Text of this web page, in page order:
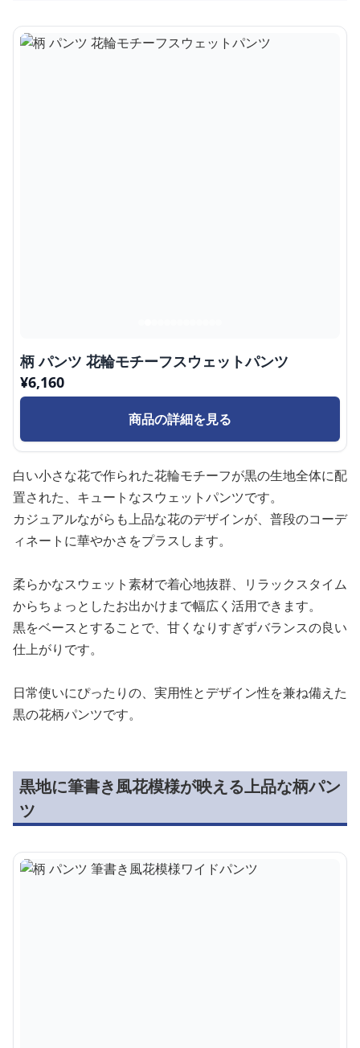
柄 パンツ 花輪モチーフスウェットパンツ
¥6,160
商品の詳細を見る
白い小さな花で作られた花輪モチーフが黒の生地全体に配
置された、キュートなスウェットパンツです。
カジュアルながらも上品な花のデザインが、普段のコーデ
ィネートに華やかさをプラスします。
柔らかなスウェット素材で着心地抜群、リラックスタイム
からちょっとしたお出かけまで幅広く活用できます。
黒をベースとすることで、甘くなりすぎずバランスの良い
仕上がりです。
日常使いにぴったりの、実用性とデザイン性を兼ね備えた
黒の花柄パンツです。
黒地に筆書き風花模様が映える上品な柄パン
ツ